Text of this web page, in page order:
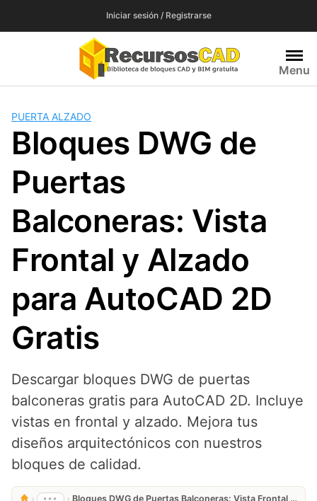
Iniciar sesión / Registrarse
Menu
PUERTA ALZADO
Bloques DWG de
Puertas
Balconeras: Vista
Frontal y Alzado
para AutoCAD 2D
Gratis
Descargar bloques DWG de puertas
balconeras gratis para AutoCAD 2D. Incluye
vistas en frontal y alzado. Mejora tus
diseños arquitectónicos con nuestros
bloques de calidad.
› ••• › Bloques DWG de Puertas Balconeras: Vista Frontal y Alzado para AutoCAD 2D Gratis